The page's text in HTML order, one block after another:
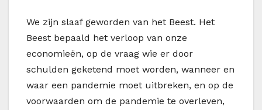
We zijn slaaf geworden van het Beest. Het
Beest bepaald het verloop van onze
economieën, op de vraag wie er door
schulden geketend moet worden, wanneer en
waar een pandemie moet uitbreken, en op de
voorwaarden om de pandemie te overleven,